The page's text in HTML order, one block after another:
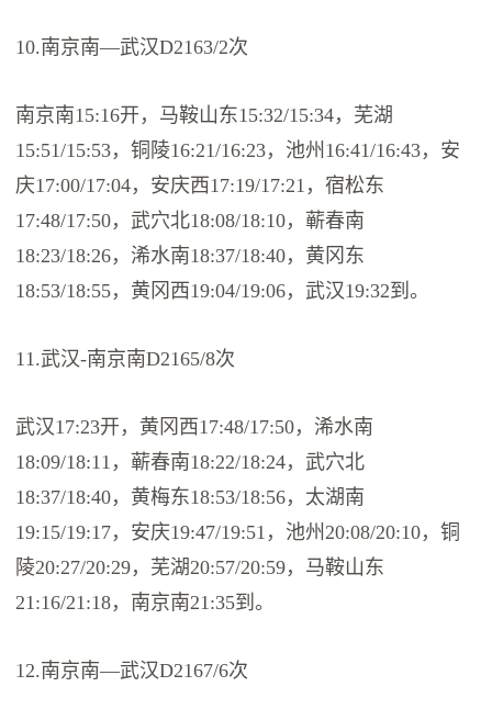
10.南京南—武汉D2163/2次
南京南15:16开，马鞍山东15:32/15:34，芜湖
15:51/15:53，铜陵16:21/16:23，池州16:41/16:43，安
庆17:00/17:04，安庆西17:19/17:21，宿松东
17:48/17:50，武穴北18:08/18:10，蕲春南
18:23/18:26，浠水南18:37/18:40，黄冈东
18:53/18:55，黄冈西19:04/19:06，武汉19:32到。
11.武汉-南京南D2165/8次
武汉17:23开，黄冈西17:48/17:50，浠水南
18:09/18:11，蕲春南18:22/18:24，武穴北
18:37/18:40，黄梅东18:53/18:56，太湖南
19:15/19:17，安庆19:47/19:51，池州20:08/20:10，铜
陵20:27/20:29，芜湖20:57/20:59，马鞍山东
21:16/21:18，南京南21:35到。
12.南京南—武汉D2167/6次